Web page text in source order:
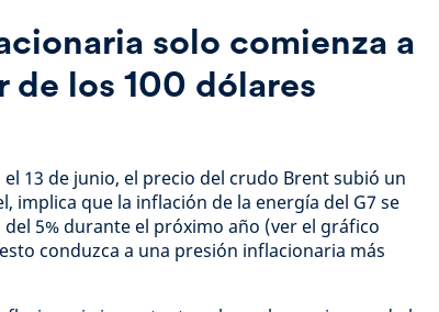
solo comienza a
de los 100 dólares
13 de junio, el precio del crudo Brent subió un
implica que la inflación de la energía del G7 se
5% durante el próximo año (ver el gráfico
conduzca a una presión inflacionaria más